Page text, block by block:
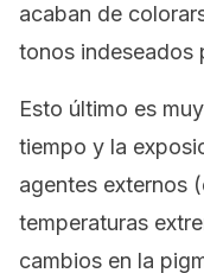
acaban de
tonos indeseados
Esto último es
tiempo y la
agentes externos
temperaturas
cambios en la